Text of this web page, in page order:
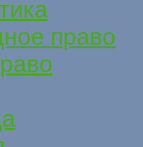
право